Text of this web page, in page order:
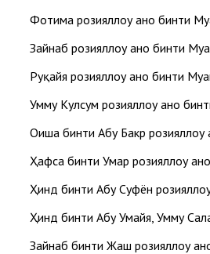
Фотима розияллоҳу анҳо бинти
Зайнаб розияллоҳу анҳо бинти
Руқайя розияллоҳу анҳо бинти
Умму Кулсум розияллоҳу анҳо
Оиша бинти Абу Бакр розияллоҳу
Ҳафса бинти Умар розияллоҳу анҳо
Ҳинд бинти Абу Суфён
Ҳинд бинти Абу Умайя, Умму
Зайнаб бинти Жаҳш розияллоҳу